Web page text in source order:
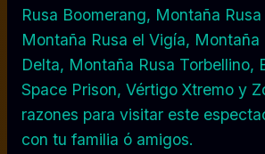
Rusa Boomerang, Montaña
Montaña Rusa el Vigía, Montaña
Delta, Montaña Rusa Torbellino,
Space Prison, Vértigo Xtremo y
razones para visitar este
con tu familia ó amigos.